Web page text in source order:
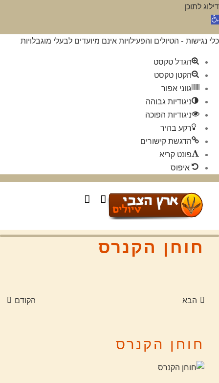
דילוג לתוכן
פתח סרגל נגישות
כלי נגישות - הטיולים והפעילויות אינם מיועדים לבעלי מוגבלויות
הגדל טקסט
הקטן טקסט
גווני אפור
ניגודיות גבוהה
ניגודיות הפוכה
רקע בהיר
הדגשת קישורים
פונט קריא
איפוס
לתוכן
חוחן הקנרס
הקודם הבא
חוחן הקנרס
צפה